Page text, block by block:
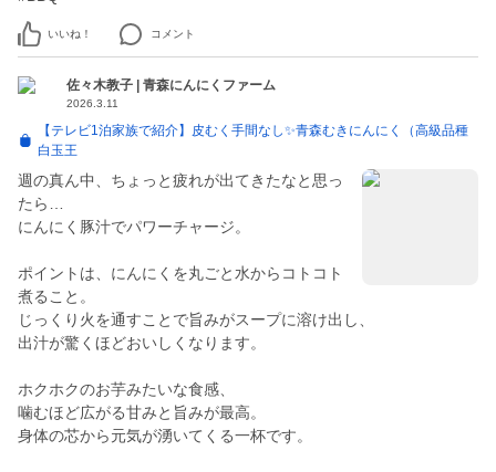
いいね！ コメント
佐々木教子 | 青森にんにくファーム
2026.3.11
【テレビ1泊家族で紹介】皮むく手間なし✨青森むきにんにく（高級品種
白玉王
週の真ん中、ちょっと疲れが出てきたなと思っ
たら…
にんにく豚汁でパワーチャージ。
ポイントは、にんにくを丸ごと水からコトコト
煮ること。
じっくり火を通すことで旨みがスープに溶け出し、
出汁が驚くほどおいしくなります。
ホクホクのお芋みたいな食感、
噛むほど広がる甘みと旨みが最高。
身体の芯から元気が湧いてくる一杯です。